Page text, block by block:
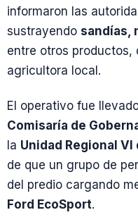
informaron las
sustrayendo sandías,
entre otros productos,
agricultora local.
El operativo fue
Comisaría de
la Unidad Regional VI
de que un grupo de
del predio cargando
Ford EcoSport.